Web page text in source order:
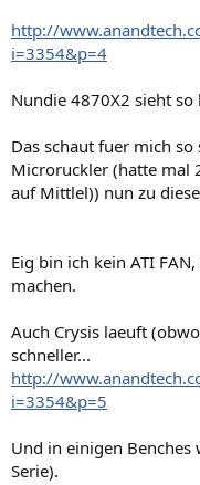
http://
i=3354&p=4
Nundie 4870X2 sieht so
Das schaut fuer mich
Microruckler (hatte mal
auf Mittlel)) nun zu
Eig bin ich kein ATI
machen.
Auch Crysis laeuft
schneller...
http://
i=3354&p=5
Und in einigen
Serie).